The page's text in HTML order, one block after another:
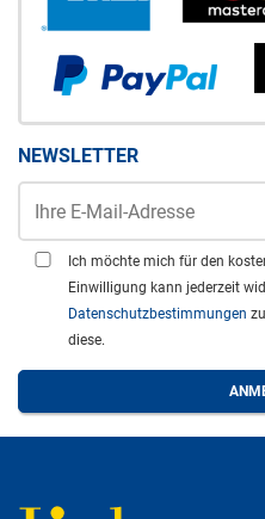
NEWSLETTER
Ich möchte mich für den
Einwilligung kann jederzeit
Datenschutzbestimmungen
diese.